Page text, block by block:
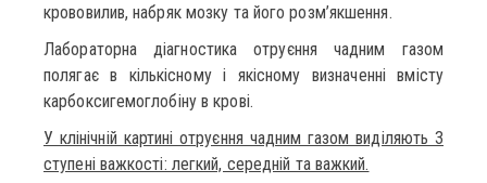
крововилив, набряк мозку та його розм’якшення.
Лабораторна діагностика отруєння чадним газом
полягає в кількісному і якісному визначенні вмісту
карбоксигемоглобіну в крові.
У клінічній картині отруєння чадним газом виділяють 3
ступені важкості: легкий, середній та важкий.